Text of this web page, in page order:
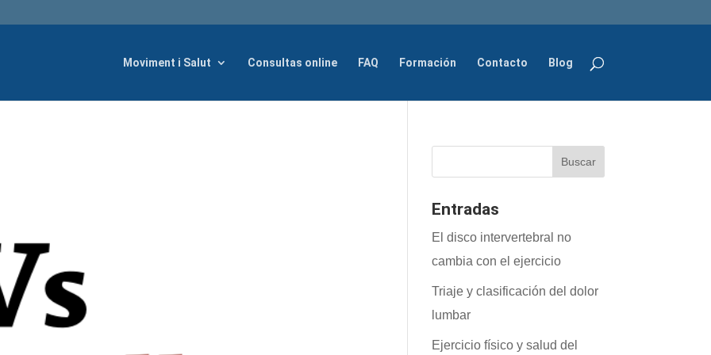
Moviment i Salut Consultas online FAQ Formación Contacto Blog
Entradas
El disco intervertebral no
cambia con el ejercicio
Triaje y clasificación del dolor
lumbar
Ejercicio físico y salud del